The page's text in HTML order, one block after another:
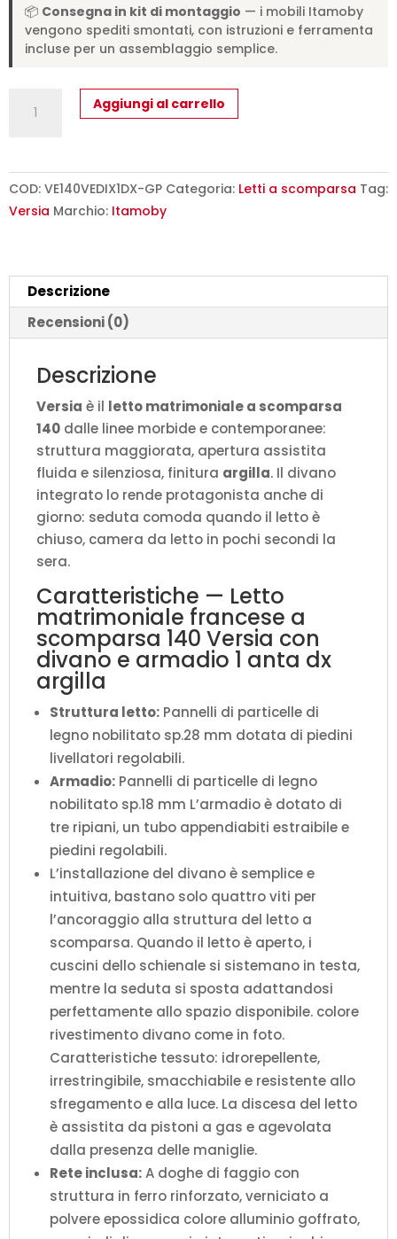
📦 Consegna in kit di montaggio — i mobili Itamoby
vengono spediti smontati, con istruzioni e ferramenta
incluse per un assemblaggio semplice.
matrimoniale
scomparsa
140
divano
armadio
1
anta
argilla
L.205,2
P.123
H.218,3
(aperto
P.224
quantità
Aggiungi al carrello
COD: VE140VEDIX1DX-GP Categoria: Letti a scomparsa Tag:
Versia Marchio: Itamoby
Descrizione
Recensioni (0)
Descrizione
Versia è il letto matrimoniale a scomparsa
140 dalle linee morbide e contemporanee:
struttura maggiorata, apertura assistita
fluida e silenziosa, finitura argilla. Il divano
integrato lo rende protagonista anche di
giorno: seduta comoda quando il letto è
chiuso, camera da letto in pochi secondi la
sera.
Caratteristiche — Letto
matrimoniale francese a
scomparsa 140 Versia con
divano e armadio 1 anta dx
argilla
Struttura letto: Pannelli di particelle di
legno nobilitato sp.28 mm dotata di piedini
livellatori regolabili.
Armadio: Pannelli di particelle di legno
nobilitato sp.18 mm L’armadio è dotato di
tre ripiani, un tubo appendiabiti estraibile e
piedini regolabili.
L’installazione del divano è semplice e
intuitiva, bastano solo quattro viti per
l’ancoraggio alla struttura del letto a
scomparsa. Quando il letto è aperto, i
cuscini dello schienale si sistemano in testa,
mentre la seduta si sposta adattandosi
perfettamente allo spazio disponibile. colore
rivestimento divano come in foto.
Caratteristiche tessuto: idrorepellente,
irrestringibile, smacchiabile e resistente allo
sfregamento e alla luce. La discesa del letto
è assistita da pistoni a gas e agevolata
dalla presenza delle maniglie.
Rete inclusa:A doghe di faggio con
struttura in ferro rinforzato, verniciato a
polvere epossidica colore alluminio goffrato,